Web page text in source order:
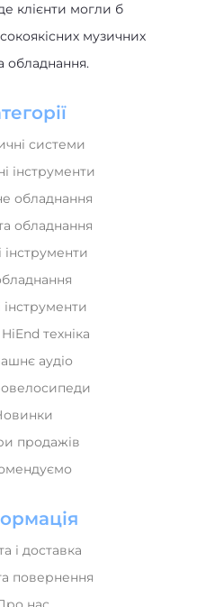
музичних
обладнання.
системи
інструменти
обладнання
обладнання
інструменти
інструменти
техніка
аудіо
продажів
і доставка
повернення
нас